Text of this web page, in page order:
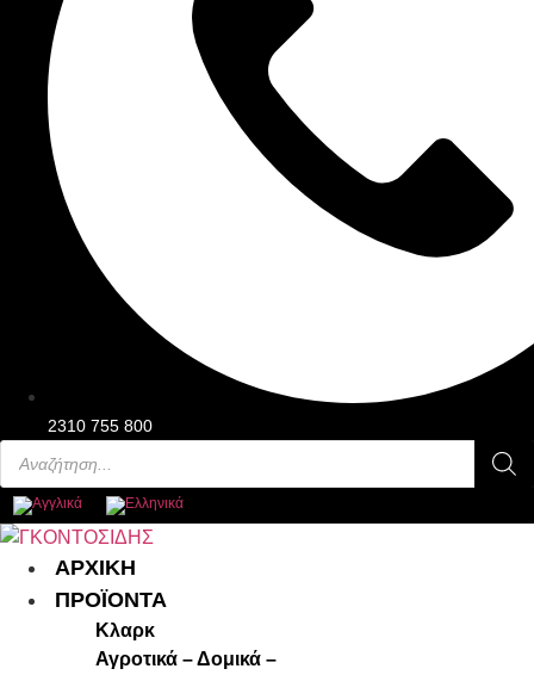
2310 755 800
Products
search
ΑΡΧΙΚΗ
ΠΡΟΪΟΝΤΑ
Κλαρκ
Αγροτικά – Δομικά –